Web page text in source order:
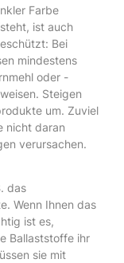
Farbe
ist auch
Bei
mindestens
oder -
Steigen
um. Zuviel
nicht daran
verursachen.
das
Wenn Ihnen das
ist es,
Ballaststoffe ihr
sie mit